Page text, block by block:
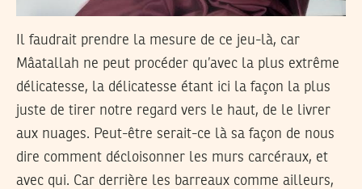
Il faudrait prendre la mesure de ce jeu-là, car
Mâatallah ne peut procéder qu’avec la plus extrême
délicatesse, la délicatesse étant ici la façon la plus
juste de tirer notre regard vers le haut, de le livrer
aux nuages. Peut-être serait-ce là sa façon de nous
dire comment décloisonner les murs carcéraux, et
avec qui. Car derrière les barreaux comme ailleurs,